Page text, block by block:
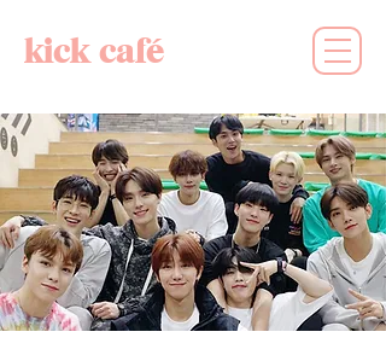
kick café